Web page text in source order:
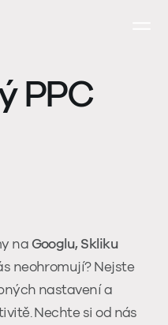
PPC
naGooglu, Skliku
neohromují? Nejste
nastavení a
Nechte si od nás